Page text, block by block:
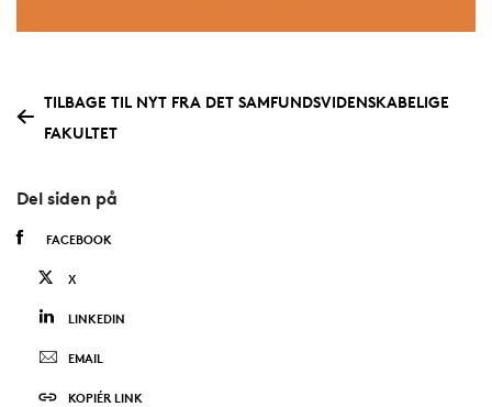
TILBAGE TIL NYT FRA DET SAMFUNDSVIDENSKABELIGE
FAKULTET
Del siden på
FACEBOOK
X
LINKEDIN
EMAIL
KOPIÉR LINK